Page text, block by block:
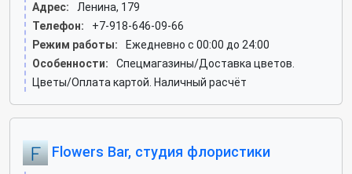
Адрес:
Ленина, 179
Телефон:
+7-918-646-09-66
Режим работы:
Ежедневно с 00:00 до 24:00
Особенности:
Спецмагазины/Доставка цветов.
Цветы/Оплата картой. Наличный расчёт
Flowers Bar, студия флористики